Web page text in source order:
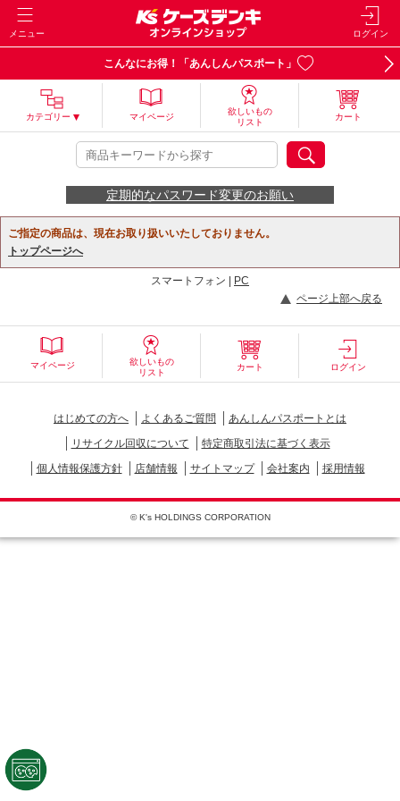
メニュー ログイン
こんなにお得！「あんしんパスポート」
カテゴリー マイページ
欲しいもの
リスト
カート
定期的なパスワード変更のお願い
ご指定の商品は、現在お取り扱いいたしておりません。
トップページへ
スマートフォン |
PC
ページ上部へ戻る
マイページ
欲しいもの
リスト
カート ログイン
はじめての方へ よくあるご質問
あんしんパスポートとは
リサイクル回収について
特定商取引法に基づく表示
個人情報保護方針
店舗情報 サイトマップ 会社案内 採用情報
© K's HOLDINGS CORPORATION